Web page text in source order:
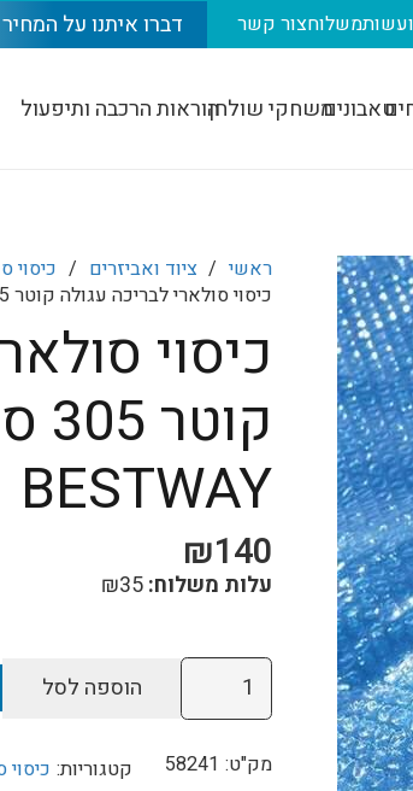
משלוחצור קשר דברו איתנו על המחיר
טאבוניםמשחקי שולחןהוראות הרכבה ותיפעול
ראשי / ציוד ואביזרים / כיסוי
כיסוי סולארי לבריכה עגולה קוטר 305 ס"מ -58241 BESTWAY
כיסוי
BESTWAY
₪140
עלות משלוח: ₪35
כמות
של
סולארי
הוספה לסל
מק"ט: 58241 קטגוריות: